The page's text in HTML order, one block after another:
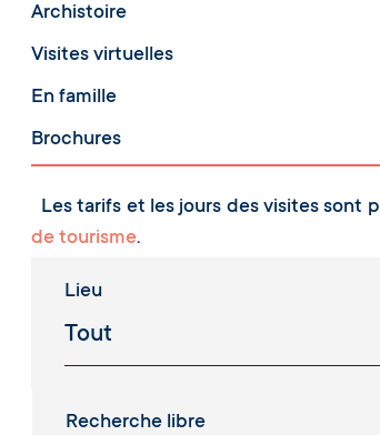
Archistoire
Visites virtuelles
En famille
Brochures
Les tarifs et les jours des visites sont
de tourisme.
Lieu
Recherche libre